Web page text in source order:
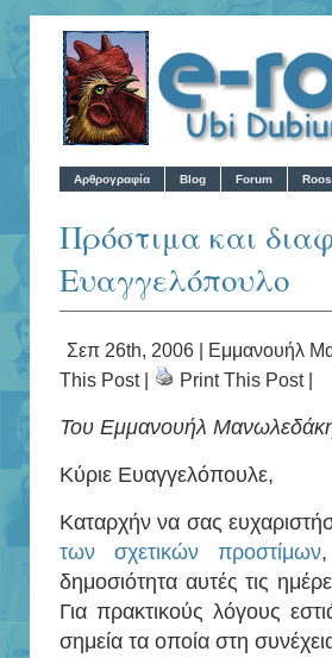
Αρθρογραφία Blog Forum
Πρόστιμα και
Ευαγγελόπουλο
Σεπ 26th, 2006 | Εμμανουήλ
This Post| Print This Post|
Του Εμμανουήλ
Κύριε Ευαγγελόπουλε,
Καταρχήν να σας
των σχετικών προστίμων,
δημοσιότητα αυτές τις
Για πρακτικούς λόγους
σημεία τα οποία στη